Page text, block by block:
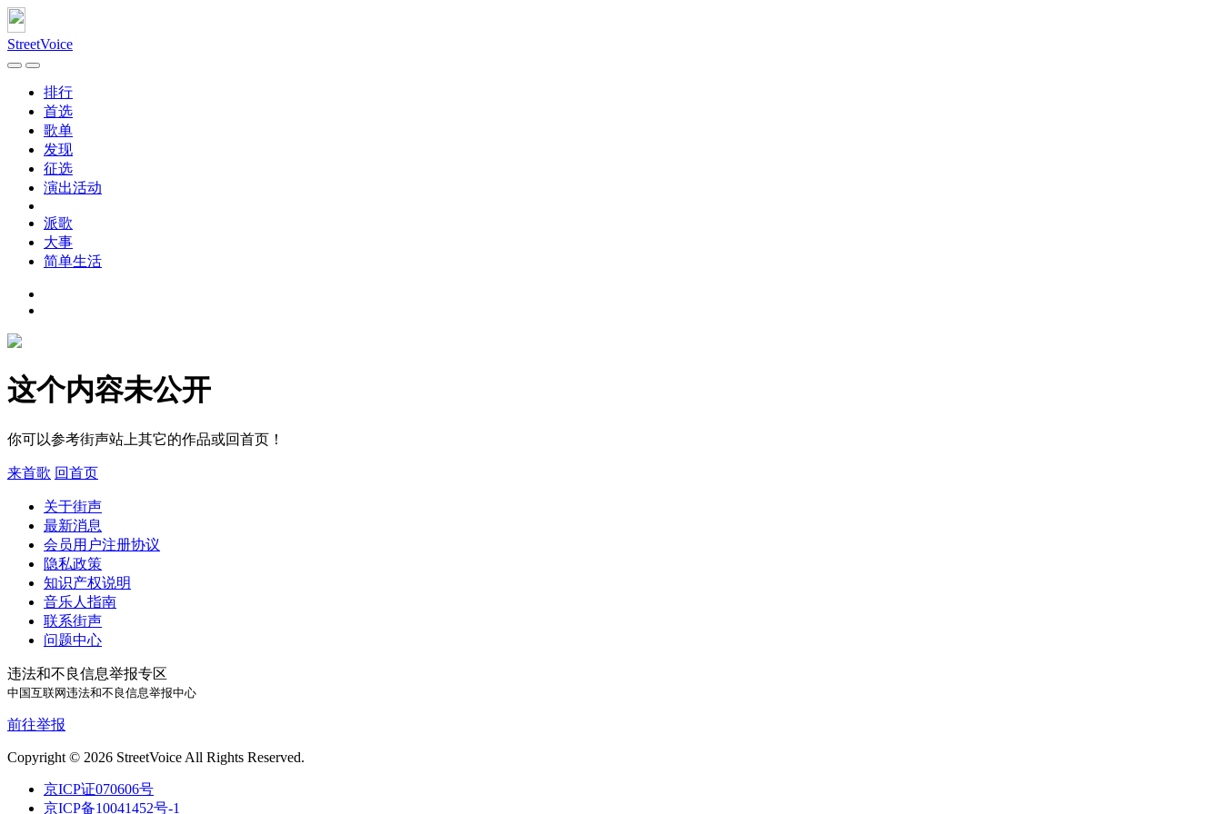
StreetVoice
排行
首选
歌单
发现
征选
演出活动
派歌
大事
简单生活
这个内容未公开
你可以参考街声站上其它的作品或回首页！
来首歌 回首页
关于街声
最新消息
会员用户注册协议
隐私政策
知识产权说明
音乐人指南
联系街声
问题中心
违法和不良信息举报专区
中国互联网违法和不良信息举报中心
前往举报
Copyright © 2026 StreetVoice All Rights Reserved.
京ICP证070606号
京ICP备10041452号-1